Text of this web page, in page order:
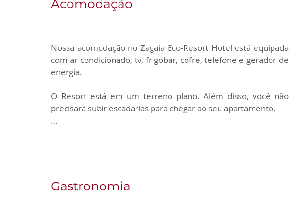
Acomodação
Nossa acomodação no Zagaia Eco-Resort Hotel está equipada
com ar condicionado, tv, frigobar, cofre, telefone e gerador de
energia.
O Resort está em um terreno plano. Além disso, você não
precisará subir escadarias para chegar ao seu apartamento.
ACOMODAÇÃO DO GRUPO:
Gastronomia